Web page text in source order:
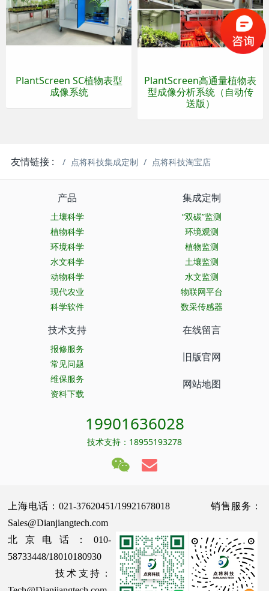
PlantScreen SC植物表型
成像系统
PlantScreen高通量植物表
型成像分析系统（自动传
送版）
友情链接 : 点将科技集成定制 点将科技淘宝店
产品
土壤科学
植物科学
环境科学
水文科学
动物科学
现代农业
科学软件
集成定制
“双碳”监测
环境观测
植物监测
土壤监测
水文监测
物联网平台
数采传感器
技术支持
报修服务
常见问题
维保服务
资料下载
在线留言
旧版官网
网站地图
19901636028
技术支持：18955193278
上海电话：021-37620451/19921678018 销售服务：
Sales@Dianjiangtech.com
北京电话：010-
58733448/18010180930
技术支持：